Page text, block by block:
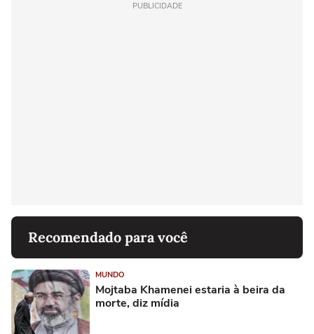
PUBLICIDADE
Recomendado para você
MUNDO
Mojtaba Khamenei estaria à beira da
morte, diz mídia